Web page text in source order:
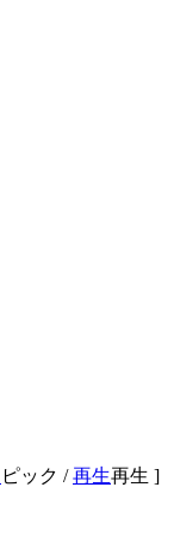
ピック /再生再生 ]